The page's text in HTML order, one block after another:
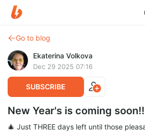
Go to blog
Ekaterina Volkova
Dec 29 2025 07:16
SUBSCRIBE
New Year's is coming
🎄 Just THREE days left until those